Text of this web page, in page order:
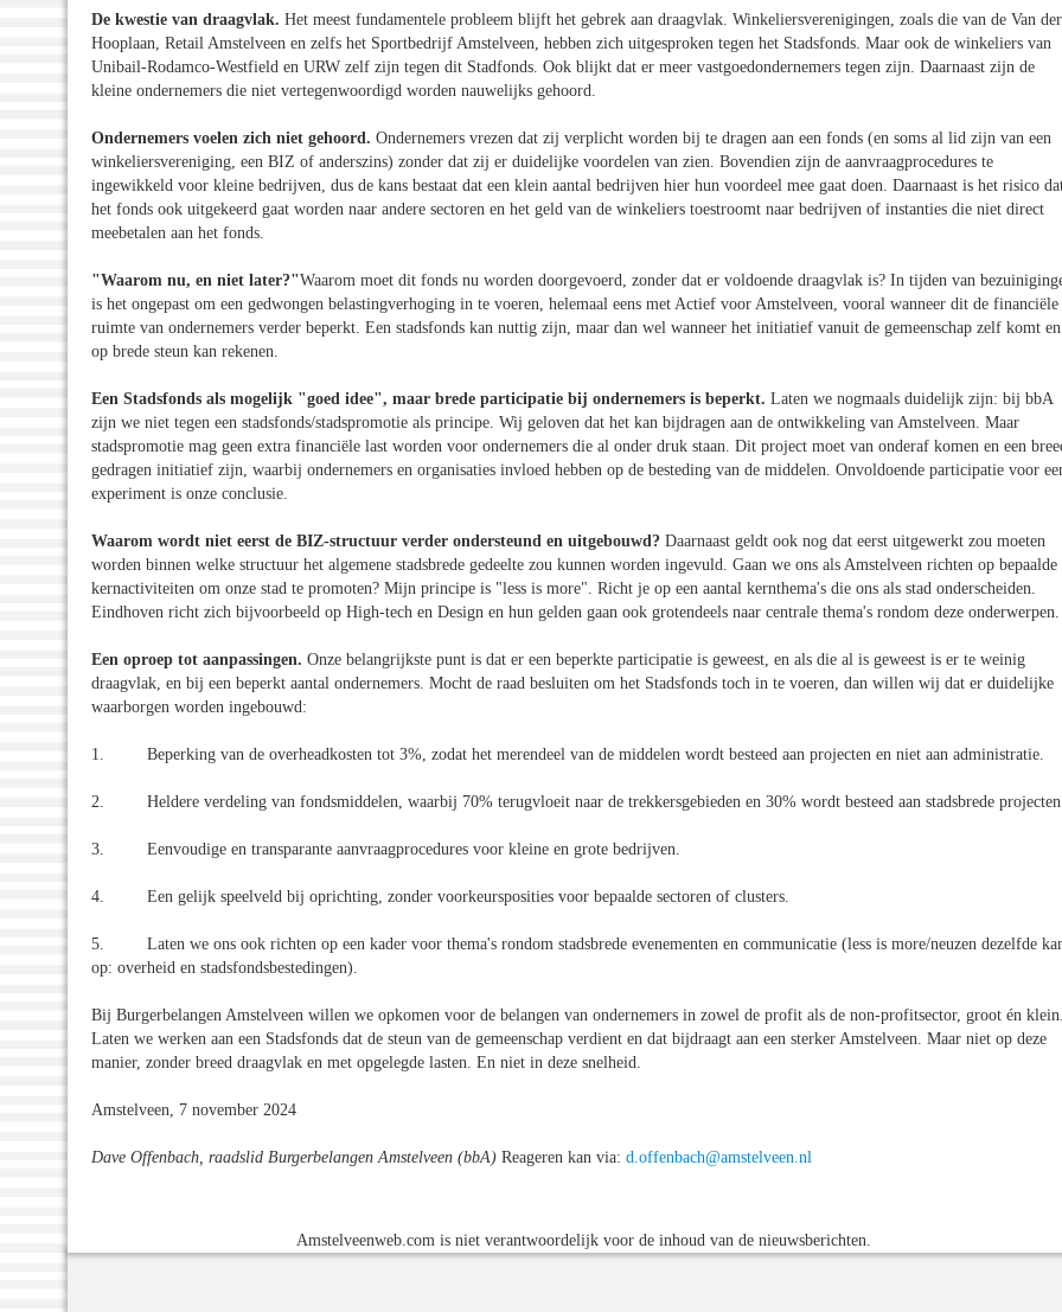
De kwestie van draagvlak. Het meest fundamentele probleem blijft het gebrek aan draagvlak. Winkeliersverenigingen, zoals die van de Van der
Hooplaan, Retail Amstelveen en zelfs het Sportbedrijf Amstelveen, hebben zich uitgesproken tegen het Stadsfonds. Maar ook de winkeliers van
Unibail-Rodamco-Westfield en URW zelf zijn tegen dit Stadfonds. Ook blijkt dat er meer vastgoedondernemers tegen zijn. Daarnaast zijn de
kleine ondernemers die niet vertegenwoordigd worden nauwelijks gehoord.
Ondernemers voelen zich niet gehoord. Ondernemers vrezen dat zij verplicht worden bij te dragen aan een fonds (en soms al lid zijn van een
winkeliersvereniging, een BIZ of anderszins) zonder dat zij er duidelijke voordelen van zien. Bovendien zijn de aanvraagprocedures te
ingewikkeld voor kleine bedrijven, dus de kans bestaat dat een klein aantal bedrijven hier hun voordeel mee gaat doen. Daarnaast is het risico
het fonds ook uitgekeerd gaat worden naar andere sectoren en het geld van de winkeliers toestroomt naar bedrijven of instanties die niet direct
meebetalen aan het fonds.
"Waarom nu, en niet later?"Waarom moet dit fonds nu worden doorgevoerd, zonder dat er voldoende draagvlak is? In tijden van
is het ongepast om een gedwongen belastingverhoging in te voeren, helemaal eens met Actief voor Amstelveen, vooral wanneer dit de financiële
ruimte van ondernemers verder beperkt. Een stadsfonds kan nuttig zijn, maar dan wel wanneer het initiatief vanuit de gemeenschap zelf komt en
op brede steun kan rekenen.
Een Stadsfonds als mogelijk "goed idee", maar brede participatie bij ondernemers is beperkt. Laten we nogmaals duidelijk zijn: bij bbA
zijn we niet tegen een stadsfonds/stadspromotie als principe. Wij geloven dat het kan bijdragen aan de ontwikkeling van Amstelveen. Maar
stadspromotie mag geen extra financiële last worden voor ondernemers die al onder druk staan. Dit project moet van onderaf komen en een
gedragen initiatief zijn, waarbij ondernemers en organisaties invloed hebben op de besteding van de middelen. Onvoldoende participatie voor
experiment is onze conclusie.
Waarom wordt niet eerst de BIZ-structuur verder ondersteund en uitgebouwd? Daarnaast geldt ook nog dat eerst uitgewerkt zou moeten
worden binnen welke structuur het algemene stadsbrede gedeelte zou kunnen worden ingevuld. Gaan we ons als Amstelveen richten op bepaalde
kernactiviteiten om onze stad te promoten? Mijn principe is "less is more". Richt je op een aantal kernthema's die ons als stad onderscheiden.
Eindhoven richt zich bijvoorbeeld op High-tech en Design en hun gelden gaan ook grotendeels naar centrale thema's rondom deze onderwerpen.
Een oproep tot aanpassingen. Onze belangrijkste punt is dat er een beperkte participatie is geweest, en als die al is geweest is er te weinig
draagvlak, en bij een beperkt aantal ondernemers. Mocht de raad besluiten om het Stadsfonds toch in te voeren, dan willen wij dat er duidelijke
waarborgen worden ingebouwd:
1. Beperking van de overheadkosten tot 3%, zodat het merendeel van de middelen wordt besteed aan projecten en niet aan administratie.
2. Heldere verdeling van fondsmiddelen, waarbij 70% terugvloeit naar de trekkersgebieden en 30% wordt besteed aan stadsbrede projecten.
3. Eenvoudige en transparante aanvraagprocedures voor kleine en grote bedrijven.
4. Een gelijk speelveld bij oprichting, zonder voorkeursposities voor bepaalde sectoren of clusters.
5. Laten we ons ook richten op een kader voor thema's rondom stadsbrede evenementen en communicatie (less is more/neuzen dezelfde
op: overheid en stadsfondsbestedingen).
Bij Burgerbelangen Amstelveen willen we opkomen voor de belangen van ondernemers in zowel de profit als de non-profitsector, groot én klein.
Laten we werken aan een Stadsfonds dat de steun van de gemeenschap verdient en dat bijdraagt aan een sterker Amstelveen. Maar niet op deze
manier, zonder breed draagvlak en met opgelegde lasten. En niet in deze snelheid.
Amstelveen, 7 november 2024
Dave Offenbach, raadslid Burgerbelangen Amstelveen (bbA) Reageren kan via: d.offenbach@amstelveen.nl
Amstelveenweb.com is niet verantwoordelijk voor de inhoud van de nieuwsberichten.